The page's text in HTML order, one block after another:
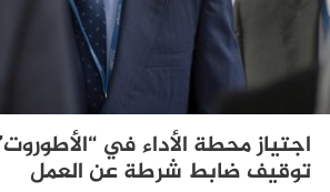
اجتياز محطة الأداء في
توقيف ضابط شرطة عن العمل